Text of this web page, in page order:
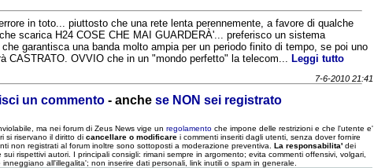
in toto... piuttosto che una rete lenta perennemente, a favore di qualche
scarica H24 COSE CHE MAI GUARDERÀ'... preferisco un sistema
garantisca una banda molto ampia per un periodo finito di tempo, se poi uno
CASTRATO. OVVIO che in un "mondo perfetto" la telecom...Leggi tutto
7-6-2010 21:41
un commento- anche se NON sei registrato
ma nei forum di Zeus News vige un regolamentoche impone delle restrizioni e che l'utente e'
si riservano il diritto di cancellare o modificare i commenti inseriti dagli utenti, senza dover fornire
non registrati al forum inoltre sono sottoposti a moderazione preventiva. La responsabilita' dei
rispettivi autori. I principali consigli: rimani sempre in argomento; evita commenti offensivi, volgari,
inneggiano all'illegalita'; non inserire dati personali, link inutili o spam in generale.